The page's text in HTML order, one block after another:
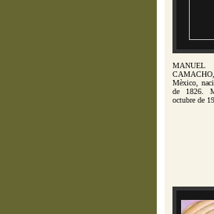
Mèxico,
de 1826.
octubre de